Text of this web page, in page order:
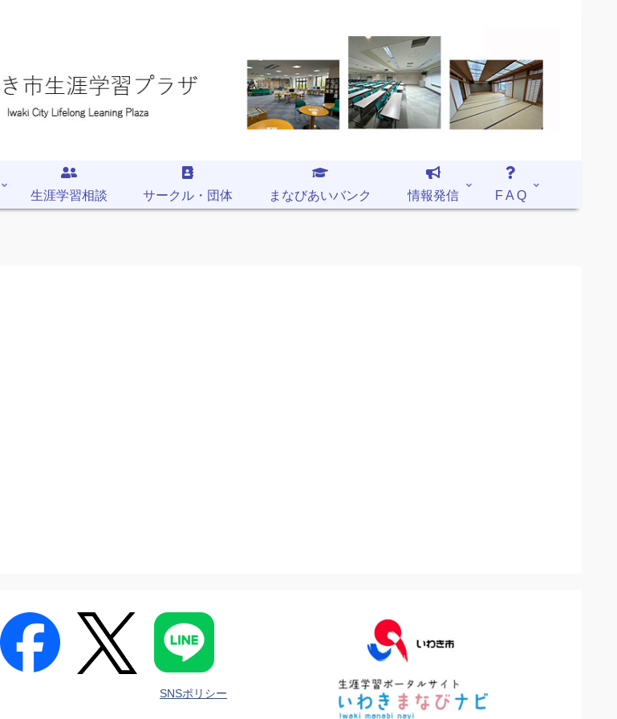
生涯学習相談 サークル・団体 まなびあいバンク 情報発信 F A Q
SNSポリシー